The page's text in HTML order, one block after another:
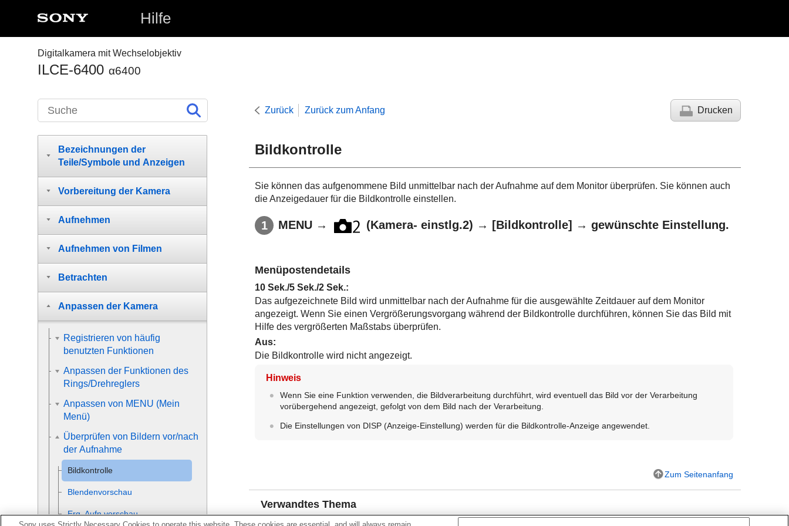
Hilfe
Digitalkamera mit Wechselobjektiv
ILCE-6400 α6400
Zurück Zurück zum Anfang Drucken
Bildkontrolle
Sie können das aufgenommene Bild unmittelbar nach der Aufnahme auf dem Monitor überprüfen. Sie können auch
die Anzeigedauer für die Bildkontrolle einstellen.
MENU → (Kamera- einstlg.2) → [Bildkontrolle] → gewünschte Einstellung.
Menüpostendetails
10 Sek./5 Sek./2 Sek.:
Das aufgezeichnete Bild wird unmittelbar nach der Aufnahme für die ausgewählte Zeitdauer auf dem Monitor
angezeigt. Wenn Sie einen Vergrößerungsvorgang während der Bildkontrolle durchführen, können Sie das Bild mit
Hilfe des vergrößerten Maßstabs überprüfen.
Aus:
Die Bildkontrolle wird nicht angezeigt.
Hinweis
Wenn Sie eine Funktion verwenden, die Bildverarbeitung durchführt, wird eventuell das Bild vor der Verarbeitung
vorübergehend angezeigt, gefolgt von dem Bild nach der Verarbeitung.
Die Einstellungen von DISP (Anzeige-Einstellung) werden für die Bildkontrolle-Anzeige angewendet.
Zum Seitenanfang
Verwandtes Thema
Bezeichnungen der
Teile/Symbole und Anzeigen
Vorbereitung der Kamera
Aufnehmen
Aufnehmen von Filmen
Betrachten
Anpassen der Kamera
Registrieren von häufig
benutzten Funktionen
Anpassen der Funktionen des
Rings/Drehreglers
Anpassen von MENU (Mein
Menü)
Überprüfen von Bildern vor/nach
der Aufnahme
Bildkontrolle
Blendenvorschau
Erg. Aufn.vorschau